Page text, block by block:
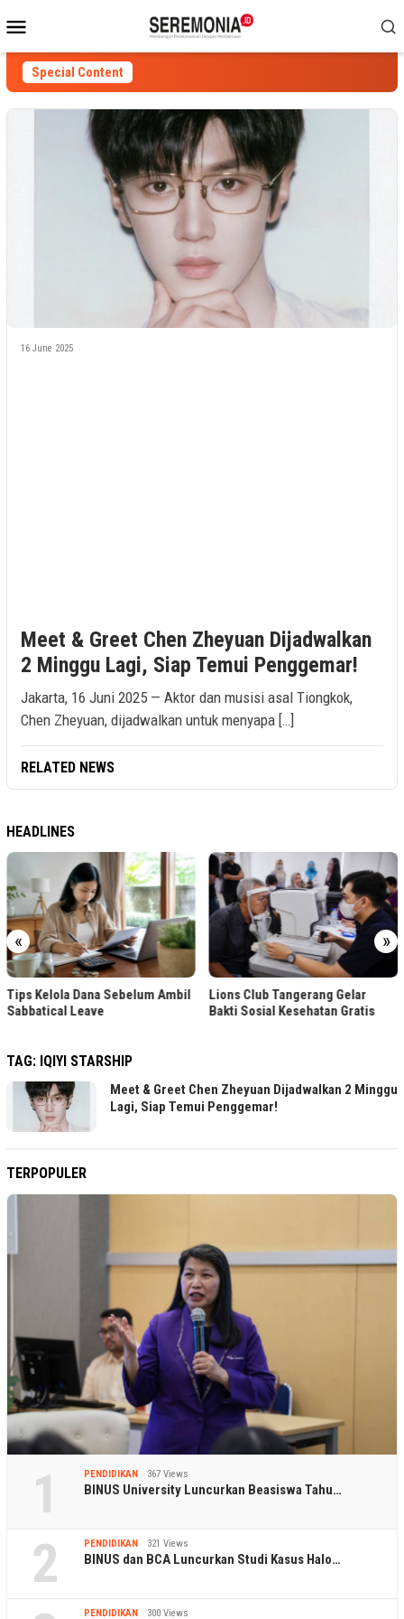
to
contentMenu
Special Content
16 June 2025
Meet & Greet Chen Zheyuan Dijadwalkan
2 Minggu Lagi, Siap Temui Penggemar!
Jakarta, 16 Juni 2025 — Aktor dan musisi asal Tiongkok,
Chen Zheyuan, dijadwalkan untuk menyapa […]
RELATED NEWS
HEADLINES
« »
Tips Kelola Dana Sebelum Ambil
Sabbatical Leave
Lions Club Tangerang Gelar
Bakti Sosial Kesehatan Gratis
TAG: IQIYI STARSHIP
Meet & Greet Chen Zheyuan Dijadwalkan 2 Minggu
Lagi, Siap Temui Penggemar!
TERPOPULER
1 PENDIDIKAN 367 Views
BINUS University Luncurkan Beasiswa Tahu…
2 PENDIDIKAN 321 Views
BINUS dan BCA Luncurkan Studi Kasus Halo…
PENDIDIKAN 300 Views